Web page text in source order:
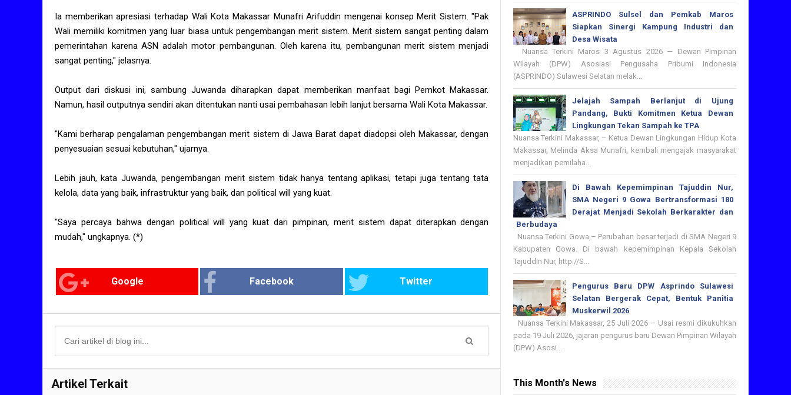
Ia memberikan apresiasi terhadap Wali Kota Makassar Munafri Arifuddin mengenai konsep Merit Sistem. "Pak
Wali memiliki komitmen yang luar biasa untuk pengembangan merit sistem. Merit sistem sangat penting dalam
pemerintahan karena ASN adalah motor pembangunan. Oleh karena itu, pembangunan merit sistem menjadi
sangat penting," jelasnya.
Output dari diskusi ini, sambung Juwanda diharapkan dapat memberikan manfaat bagi Pemkot Makassar.
Namun, hasil outputnya sendiri akan ditentukan nanti usai pembahasan lebih lanjut bersama Wali Kota Makassar.
"Kami berharap pengalaman pengembangan merit sistem di Jawa Barat dapat diadopsi oleh Makassar, dengan
penyesuaian sesuai kebutuhan," ujarnya.
Lebih jauh, kata Juwanda, pengembangan merit sistem tidak hanya tentang aplikasi, tetapi juga tentang tata
kelola, data yang baik, infrastruktur yang baik, dan political will yang kuat.
"Saya percaya bahwa dengan political will yang kuat dari pimpinan, merit sistem dapat diterapkan dengan
mudah," ungkapnya. (*)
Google Facebook Twitter
Artikel Terkait
ASPRINDO Sulsel dan Pemkab Maros
Siapkan Sinergi Kampung Industri dan
Desa Wisata
Nuansa Terkini Maros 3 Agustus 2026 — Dewan Pimpinan
Wilayah (DPW) Asosiasi Pengusaha Pribumi Indonesia
(ASPRINDO) Sulawesi Selatan melak...
Jelajah Sampah Berlanjut di Ujung
Pandang, Bukti Komitmen Ketua Dewan
Lingkungan Tekan Sampah ke TPA
Nuansa Terkini Makassar, – Ketua Dewan Lingkungan Hidup Kota
Makassar, Melinda Aksa Munafri, kembali mengajak masyarakat
menjadikan pemilaha...
Di Bawah Kepemimpinan Tajuddin Nur,
SMA Negeri 9 Gowa Bertransformasi 180
Derajat Menjadi Sekolah Berkarakter dan
Berbudaya
Nuansa Terkini Gowa,– Perubahan besar terjadi di SMA Negeri 9
Kabupaten Gowa. Di bawah kepemimpinan Kepala Sekolah
Tajuddin Nur, http://S...
Pengurus Baru DPW Asprindo Sulawesi
Selatan Bergerak Cepat, Bentuk Panitia
Muskerwil 2026
Nuansa Terkini Makassar, 25 Juli 2026 – Usai resmi dikukuhkan
pada 19 Juli 2026, jajaran pengurus baru Dewan Pimpinan Wilayah
(DPW) Asosi...
This Month's News